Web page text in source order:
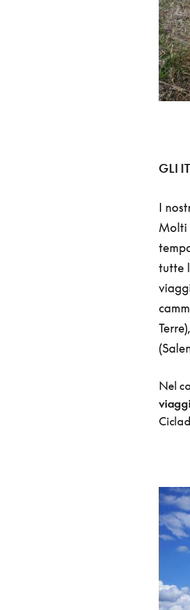
GLI
I
Molti
tutte
Terre),
Nel